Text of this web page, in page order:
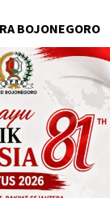
BOJONEGORO